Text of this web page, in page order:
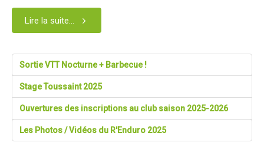
Lire la suite...
Sortie VTT Nocturne + Barbecue !
Stage Toussaint 2025
Ouvertures des inscriptions au club saison 2025-2026
Les Photos / Vidéos du R'Enduro 2025